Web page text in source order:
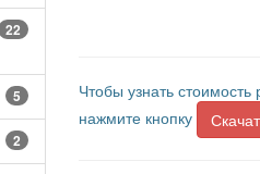
22
5
2
Чтобы узнать
нажмите кнопку